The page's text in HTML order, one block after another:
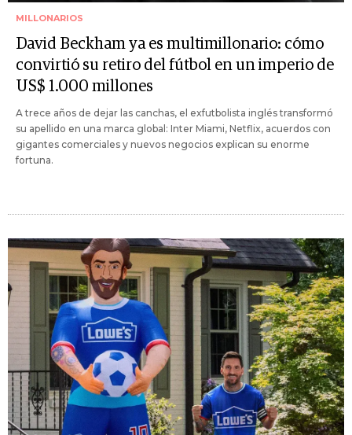
MILLONARIOS
David Beckham ya es multimillonario: cómo
convirtió su retiro del fútbol en un imperio de
US$ 1.000 millones
A trece años de dejar las canchas, el exfutbolista inglés transformó
su apellido en una marca global: Inter Miami, Netflix, acuerdos con
gigantes comerciales y nuevos negocios explican su enorme
fortuna.